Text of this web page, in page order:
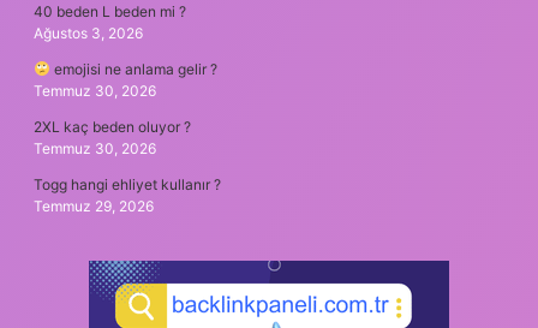
40 beden L beden mi ?
Ağustos 3, 2026
emojisi ne anlama gelir ?
Temmuz 30, 2026
2XL kaç beden oluyor ?
Temmuz 30, 2026
Togg hangi ehliyet kullanır ?
Temmuz 29, 2026